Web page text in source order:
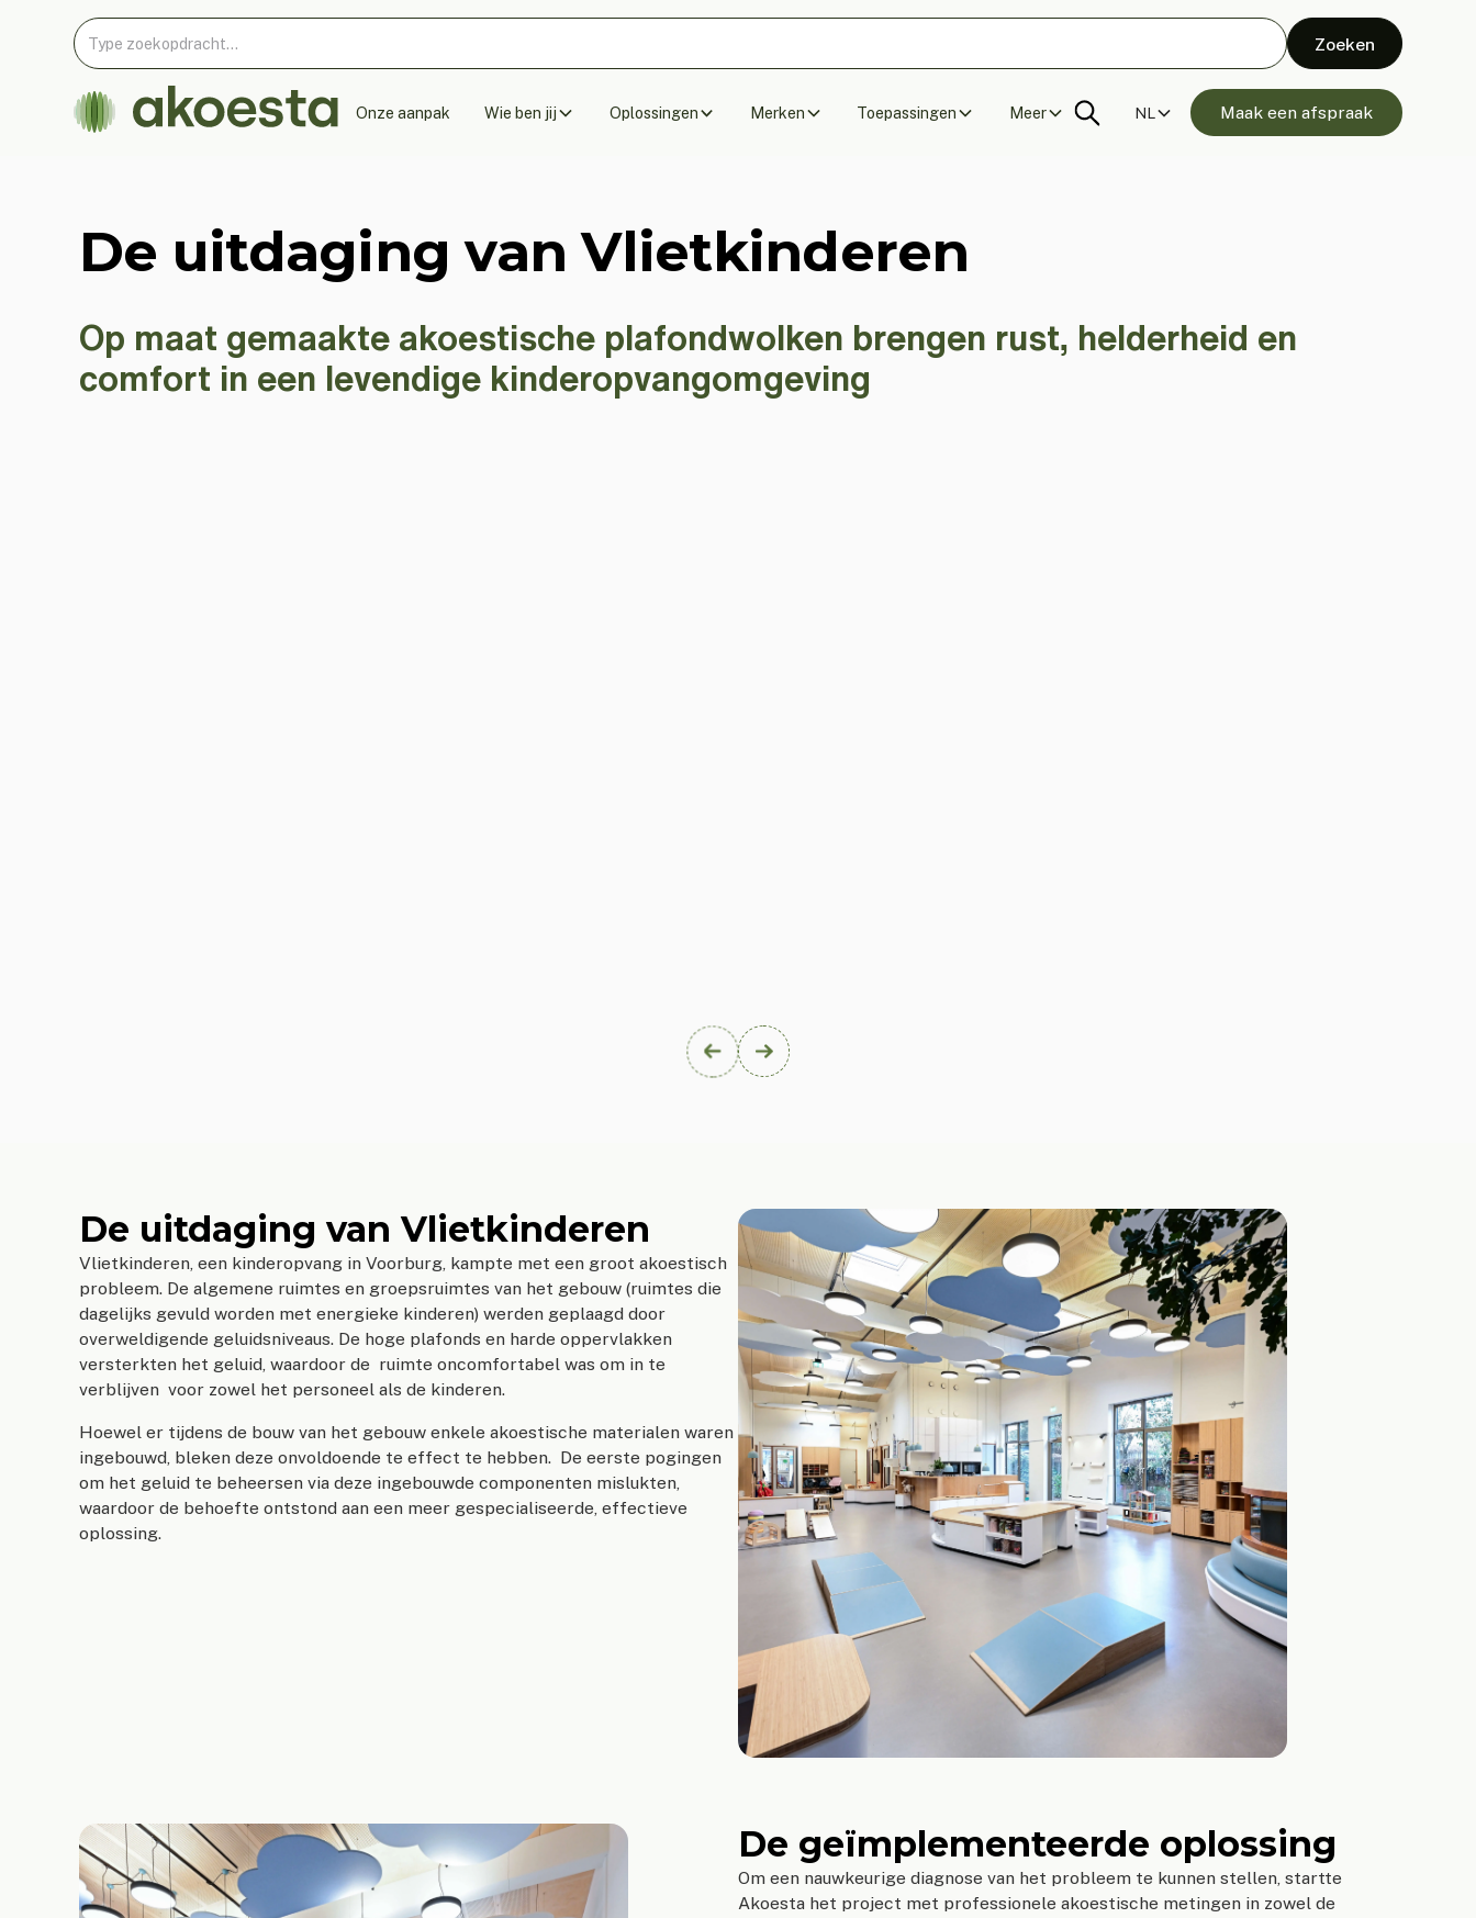
Onze aanpak Wie ben jij Oplossingen Merken Toepassingen Meer NL Maak een afspraak
De uitdaging van Vlietkinderen
Op maat gemaakte akoestische plafondwolken brengen rust, helderheid en
comfort in een levendige kinderopvangomgeving
De uitdaging van Vlietkinderen
Vlietkinderen, een kinderopvang in Voorburg, kampte met een groot akoestisch
probleem. De algemene ruimtes en groepsruimtes van het gebouw (ruimtes die
dagelijks gevuld worden met energieke kinderen) werden geplaagd door
overweldigende geluidsniveaus. De hoge plafonds en harde oppervlakken
versterkten het geluid, waardoor de ruimte oncomfortabel was om in te
verblijven voor zowel het personeel als de kinderen.
Hoewel er tijdens de bouw van het gebouw enkele akoestische materialen waren
ingebouwd, bleken deze onvoldoende te effect te hebben. De eerste pogingen
om het geluid te beheersen via deze ingebouwde componenten mislukten,
waardoor de behoefte ontstond aan een meer gespecialiseerde, effectieve
oplossing.
De geïmplementeerde oplossing
Om een nauwkeurige diagnose van het probleem te kunnen stellen, startte
Akoesta het project met professionele akoestische metingen in zowel de